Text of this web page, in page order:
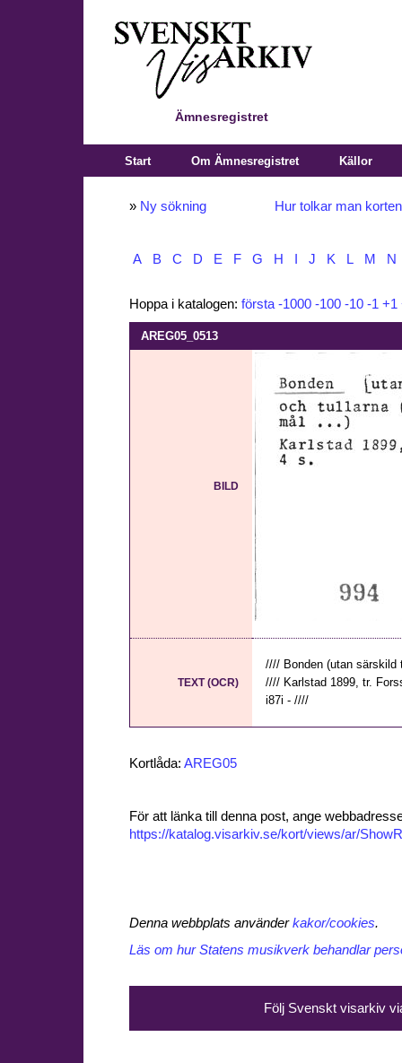
Ämnesregistret
Start Om Ämnesregistret Källor
» Ny sökning Hur tolkar man
A B C D E F G H J K L M N
Hoppa i katalogen: första -1000 -100 -10 -1 +1
AREG05_0513
BILD
TEXT (OCR)
//// Bonden (utan särskild
//// Karlstad 1899, tr.
i87i - ////
Kortlåda: AREG05
För att länka till denna post, ange
https://katalog.visarkiv.se/kort/views/ar/
Denna webbplats använderkakor/cookies.
Läs om hur Statens musikverk behandlar
Följ Svenskt visarkiv